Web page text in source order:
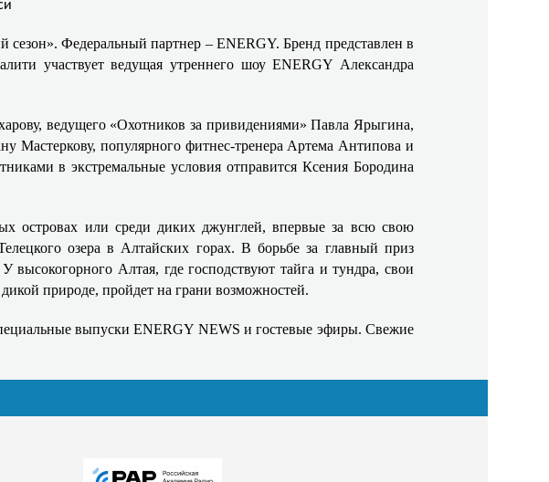
Федеральный партнер – ENERGY. Бренд представлен в
участвует ведущая утреннего шоу ENERGY Александра
ведущего «Охотников за привидениями» Павла Ярыгина,
Мастеркову, популярного фитнес-тренера Артема Антипова и
в экстремальные условия отправится Ксения Бородина
островах или среди диких джунглей, впервые за всю свою
озера в Алтайских горах. В борьбе за главный приз
Алтая, где господствуют тайга и тундра, свои
природе, пройдет на грани возможностей.
выпуски ENERGY NEWS и гостевые эфиры. Свежие